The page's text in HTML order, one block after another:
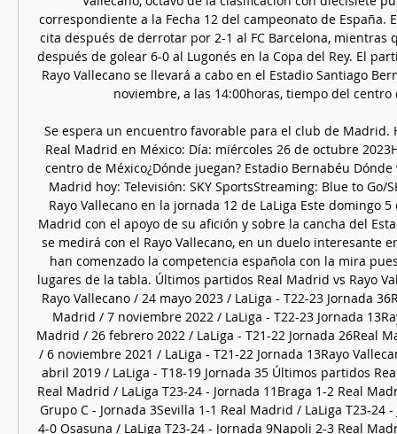
correspondiente a la Fecha 12 del campeonato de España.
cita después de derrotar por 2-1 al FC Barcelona, mientras
después de golear 6-0 al Lugonés en la Copa del Rey. El
Rayo Vallecano se llevará a cabo en el Estadio Santiago
noviembre, a las 14:00horas, tiempo del
Se espera un encuentro favorable para el club de
Real Madrid en México: Día: miércoles 26 de octubre
centro de México¿Dónde juegan? Estadio Bernabéu
Madrid hoy: Televisión: SKY SportsStreaming: Blue to Go/
Rayo Vallecano en la jornada 12 de LaLiga Este domingo
Madrid con el apoyo de su afición y sobre la cancha del
se medirá con el Rayo Vallecano, en un duelo interesante
han comenzado la competencia española con la mira
lugares de la tabla. Últimos partidos Real Madrid vs Rayo
Rayo Vallecano / 24 mayo 2023 / LaLiga - T22-23 Jornada
Madrid / 7 noviembre 2022 / LaLiga - T22-23 Jornada
Madrid / 26 febrero 2022 / LaLiga - T21-22 Jornada 26Real
/ 6 noviembre 2021 / LaLiga - T21-22 Jornada 13Rayo
abril 2019 / LaLiga - T18-19 Jornada 35 Últimos partidos
Real Madrid / LaLiga T23-24 - Jornada 11Braga 1-2 Real
Grupo C - Jornada 3Sevilla 1-1 Real Madrid / LaLiga T23-24
4-0 Osasuna / LaLiga T23-24 - Jornada 9Napoli 2-3 Real